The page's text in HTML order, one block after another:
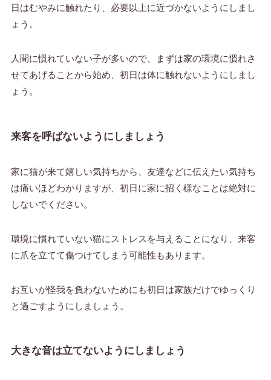
日はむやみに触れたり、必要以上に近づかないようにしまし
ょう。
人間に慣れていない子が多いので、まずは家の環境に慣れさ
せてあげることから始め、初日は体に触れないようにしまし
ょう。
来客を呼ばないようにしましょう
家に猫が来て嬉しい気持ちから、友達などに伝えたい気持ち
は痛いほどわかりますが、初日に家に招く様なことは絶対に
しないでください。
環境に慣れていない猫にストレスを与えることになり、来客
に爪を立てて傷つけてしまう可能性もあります。
お互いが怪我を負わないためにも初日は家族だけでゆっくり
と過ごすようにしましょう。
大きな音は立てないようにしましょう